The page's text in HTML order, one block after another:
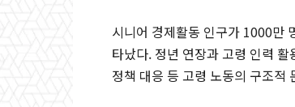
시니어 경제활동 인구가 1000만
타났다. 정년 연장과 고령 인력
정책 대응 등 고령 노동의 구조적